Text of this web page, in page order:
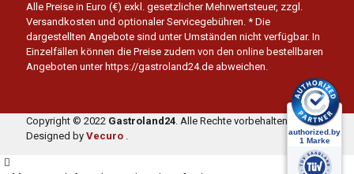
Alle Preise in Euro (€) exkl. gesetzlicher Mehrwertsteuer, zzgl.
Versandkosten und optionaler Servicegebühren. * Die
dargestellten Angebote sind unter Umständen nicht verfügbar. In
Einzelfällen können die Preise zudem von den online bestellbaren
Angeboten unter https://gastroland24.de abweichen.
Copyright © 2022 Gastroland24. Alle Rechte vorbehalten.
Designed by Vecuro .